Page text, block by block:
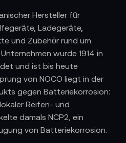
Hersteller für
Ladegeräte,
und Zubehör rund um
wurde 1914 in
und ist bis heute
von NOCO liegt in der
gegen Batteriekorrosion:
Reifen- und
damals NCP2, ein
von Batteriekorrosion.